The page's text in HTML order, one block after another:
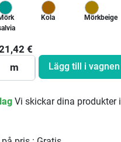
Kola Mörkbeige
€
m Lägg till i vagnen
Vi skickar dina produkter i